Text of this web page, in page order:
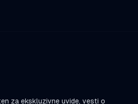
za ekskluzivne uvide, vesti o